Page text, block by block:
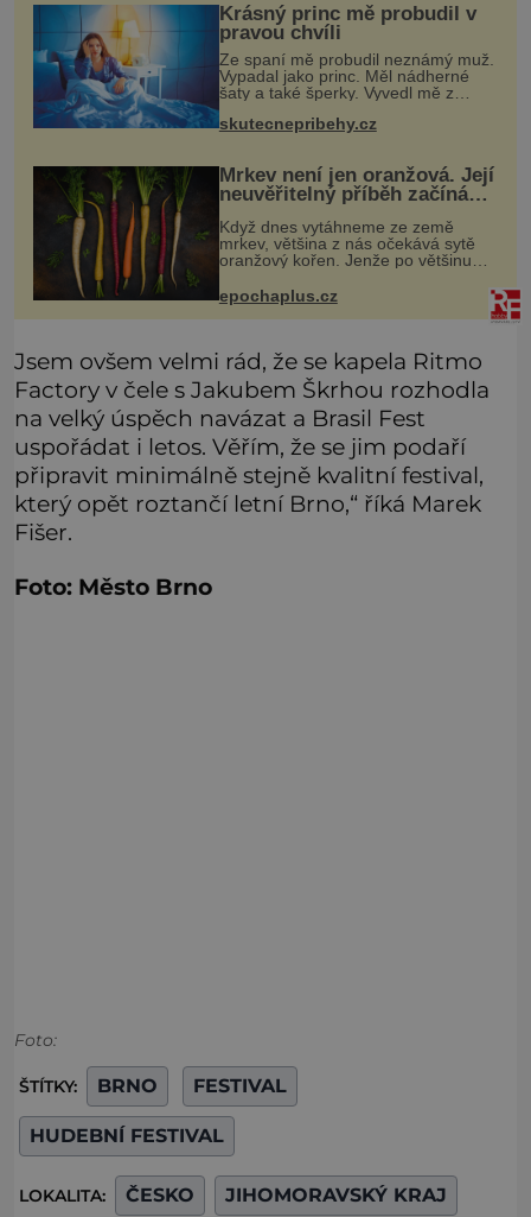
Krásný princ mě probudil v
pravou chvíli
Ze spaní mě probudil neznámý muž.
Vypadal jako princ. Měl nádherné
šaty a také šperky. Vyvedl mě z
pokoje ven, v kuchyni totiž začalo
hořet. Stalo se to už moc dávno.
skutecnepribehy.cz
Mrkev není jen oranžová. Její
neuvěřitelný příběh začíná
Když dnes vytáhneme ze země
mrkev, většina z nás očekává sytě
oranžový kořen. Jenže po většinu
možné, jen ne oranžová. Je fialová,
žlutá, bílá, někdy dokonce téměř
epochaplus.cz
Jsem ovšem velmi rád, že se kapela Ritmo
Factory v čele s Jakubem Škrhou rozhodla
na velký úspěch navázat a Brasil Fest
uspořádat i letos. Věřím, že se jim podaří
připravit minimálně stejně kvalitní festival,
který opět roztančí letní Brno,“ říká Marek
Fišer.
Foto: Město Brno
Foto:
ŠTÍTKY: BRNO FESTIVAL
HUDEBNÍ FESTIVAL
LOKALITA: ČESKO JIHOMORAVSKÝ KRAJ